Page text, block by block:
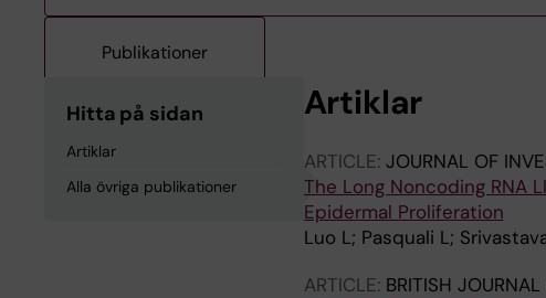
Publikationer
Hitta på sidan
Artiklar
Alla övriga publikationer
Artiklar
ARTICLE: JOURNAL OF
The Long Noncoding RNA
Epidermal Proliferation
Luo L; Pasquali L;
ARTICLE: BRITISH